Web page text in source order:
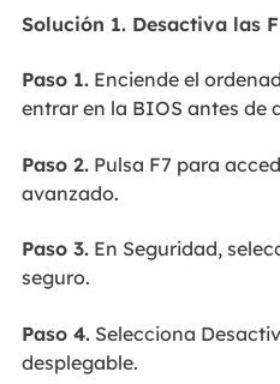
Solución 1. Desactiva las
Paso 1.Enciende el
entrar en la BIOS antes de
Paso 2.Pulsa F7 para
avanzado.
Paso 3.En Seguridad,
seguro.
Paso 4.Selecciona
desplegable.